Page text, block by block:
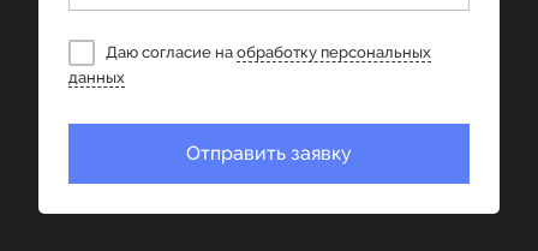
Даю согласие на обработку персональных
данных
Отправить заявку